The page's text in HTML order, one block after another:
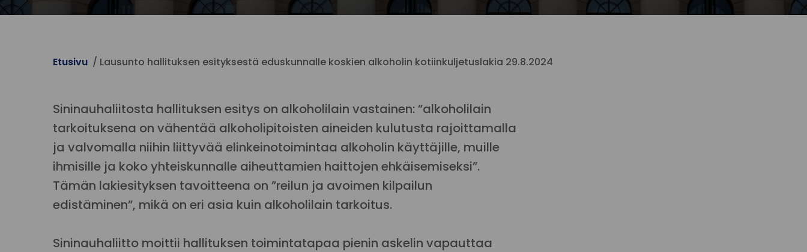
Etusivu Lausunto hallituksen esityksestä eduskunnalle koskien alkoholin kotiinkuljetuslakia 29.8.2024
Sininauhaliitosta hallituksen esitys on alkoholilain vastainen: ”alkoholilain
tarkoituksena on vähentää alkoholipitoisten aineiden kulutusta rajoittamalla
ja valvomalla niihin liittyvää elinkeinotoimintaa alkoholin käyttäjille, muille
ihmisille ja koko yhteiskunnalle aiheuttamien haittojen ehkäisemiseksi”.
Tämän lakiesityksen tavoitteena on ”reilun ja avoimen kilpailun
edistäminen”, mikä on eri asia kuin alkoholilain tarkoitus.
Sininauhaliitto moittii hallituksen toimintatapaa pienin askelin vapauttaa